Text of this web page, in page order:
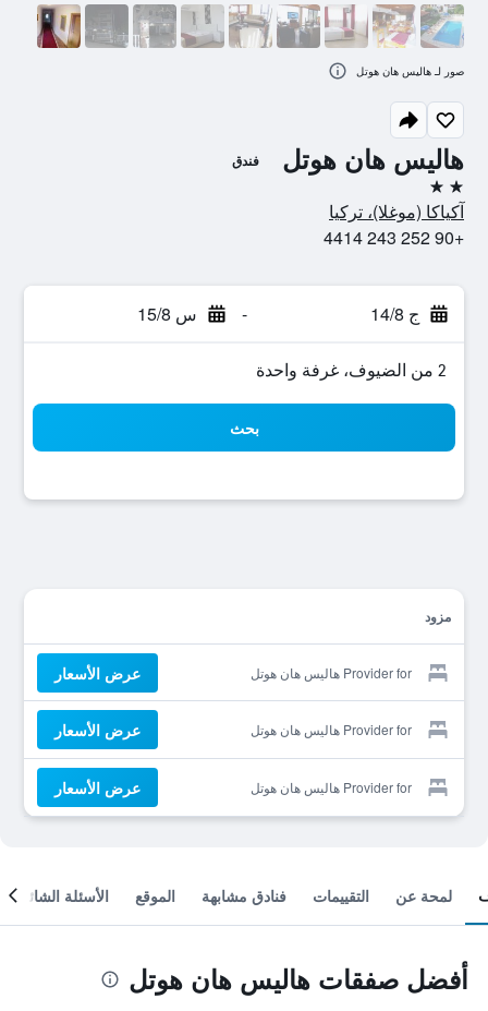
هاليس هان هوتل فندق
2 نجمتين
آكياكا (موغلا)، تركيا
+90 252 243 4414
ج 14/8 - س 15/8
2 من الضيوف، غرفة واحدة
بحث
مزود
Provider for هاليس هان هوتل عرض الأسعار
Provider for هاليس هان هوتل عرض الأسعار
Provider for هاليس هان هوتل عرض الأسعار
صور لـ هاليس هان هوتل
لمحة عن التقييمات فنادق مشابهة الموقع الأسئلة الشائعة
أفضل صفقات هاليس هان هوتل